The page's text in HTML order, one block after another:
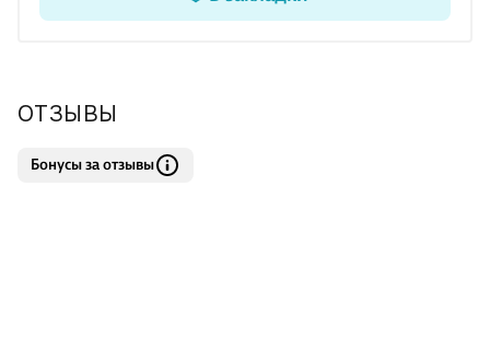
оплаканными временами Яна Казимира кончается
. .
ОТЗЫВЫ
Бонусы за отзывы